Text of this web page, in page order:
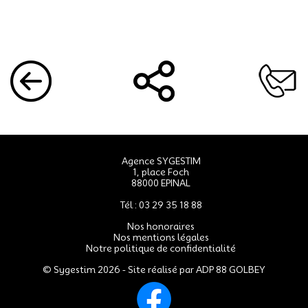
Agence SYGESTIM
1, place Foch
88000 EPINAL
Tél : 03 29 35 18 88
Nos honoraires
Nos mentions légales
Notre politique de confidentialité
© Sygestim 2026 - Site réalisé parADP 88 GOLBEY